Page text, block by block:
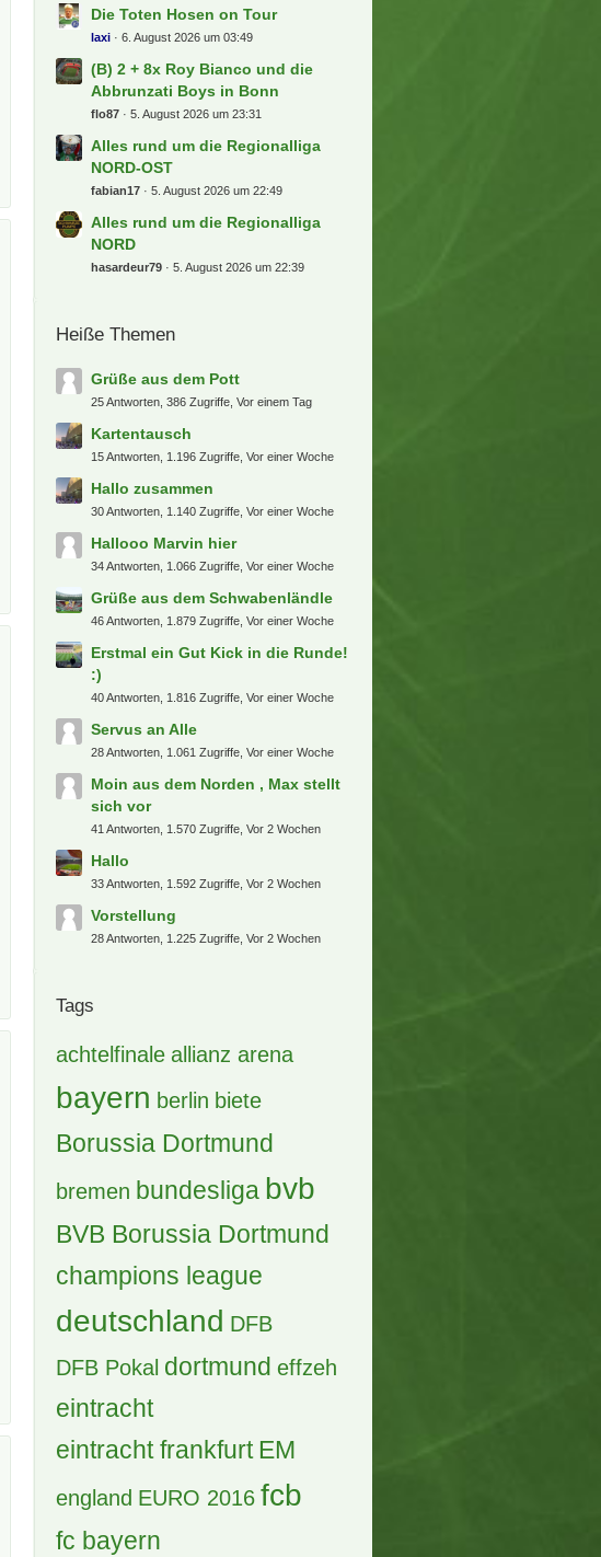
Die Toten Hosen on Tour
laxi 6. August 2026 um 03:49
(B) 2 + 8x Roy Bianco und die
Abbrunzati Boys in Bonn
flo87 5. August 2026 um 23:31
Alles rund um die Regionalliga
NORD-OST
fabian17 5. August 2026 um 22:49
Alles rund um die Regionalliga
NORD
hasardeur79 5. August 2026 um 22:39
Heiße Themen
Grüße aus dem Pott
25 Antworten, 386 Zugriffe, Vor einem Tag
Kartentausch
15 Antworten, 1.196 Zugriffe, Vor einer Woche
Hallo zusammen
30 Antworten, 1.140 Zugriffe, Vor einer Woche
Hallooo Marvin hier
34 Antworten, 1.066 Zugriffe, Vor einer Woche
Grüße aus dem Schwabenländle
46 Antworten, 1.879 Zugriffe, Vor einer Woche
Erstmal ein Gut Kick in die Runde!
:)
40 Antworten, 1.816 Zugriffe, Vor einer Woche
Servus an Alle
28 Antworten, 1.061 Zugriffe, Vor einer Woche
Moin aus dem Norden , Max stellt
sich vor
41 Antworten, 1.570 Zugriffe, Vor 2 Wochen
Hallo
33 Antworten, 1.592 Zugriffe, Vor 2 Wochen
Vorstellung
28 Antworten, 1.225 Zugriffe, Vor 2 Wochen
Tags
achtelfinale allianz arena
bayern berlin biete
Borussia Dortmund
bremen bundesliga bvb
BVB Borussia Dortmund
champions league
deutschland DFB
DFB Pokal dortmund effzeh
eintracht
eintracht frankfurt EM
england EURO 2016 fcb
fc bayern